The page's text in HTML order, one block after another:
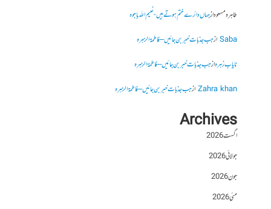
طاہرہ مسعودازجہاں دائرے ختم ہوتے ہیں- نعیم اللہ باجوہ
Sabaازجب جذبات خبر بن جائیں – فاطمۃالزہرہ
نایاب زہرہازجب جذبات خبر بن جائیں – فاطمۃالزہرہ
Zahra khanازجب جذبات خبر بن جائیں – فاطمۃالزہرہ
Archives
اگست 2026
جولائی 2026
جون 2026
مئی 2026